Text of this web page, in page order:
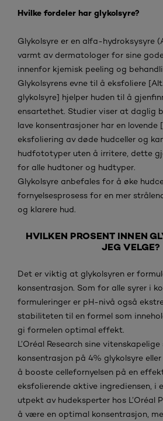
Hvilke fordeler har glykolsyre?
Glykolsyre er en alfa-hydroksysyre
varmt av dermatologer for sine
innenfor kjemisk peeling og
Glykolsyrens evne til å eksfoliere
glykolsyre] hjelper huden til å
ensartethet. Studier viser at daglig
lave konsentrasjoner har en
eksfoliering av døde hudceller og
hudfototyper uten å irritere, dette
for alle hudtoner og hudtyper.
Glykolsyre anbefales for å øke
fornyelsesprosess for en mer
og klarere hud.
HVILKEN PROSENT INNEN
JEG VELGE?
Det er viktig at glykolsyren er
konsentrasjon. Som for alle syrer i
formuleringer er pH-nivå også
stabiliteten til en formel som
gi formelen optimal effekt.
L’Oréal Research sine
konsentrasjon på 4% glykolsyre
å booste cellefornyelsen på en
eksfolierende aktive ingrediensen, i
utpekt av hudeksperter hos L’Oréal
å være en optimal konsentrasjon,